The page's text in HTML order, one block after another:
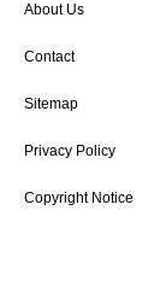
About Us
Contact
Sitemap
Privacy Policy
Copyright Notice